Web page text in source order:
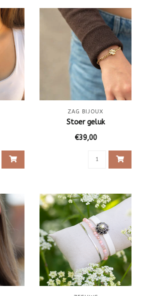
ZAG BIJOUX
Stoer geluk
€39,00